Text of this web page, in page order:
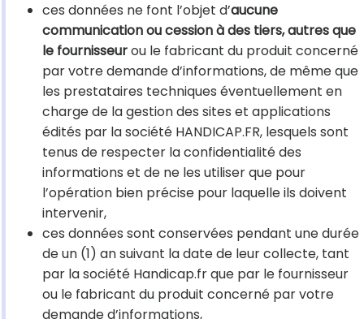
ces données ne font l’objet d’aucune
communication ou cession à des tiers, autres que
le fournisseurou le fabricant du produit concerné
par votre demande d’informations, de même que
les prestataires techniques éventuellement en
charge de la gestion des sites et applications
édités par la société HANDICAP.FR, lesquels sont
tenus de respecter la confidentialité des
informations et de ne les utiliser que pour
l’opération bien précise pour laquelle ils doivent
intervenir,
ces données sont conservées pendant une durée
de un (1) an suivant la date de leur collecte, tant
par la société Handicap.fr que par le fournisseur
ou le fabricant du produit concerné par votre
demande d’informations,